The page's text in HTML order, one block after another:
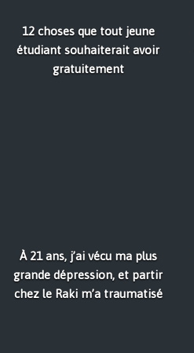
12 choses que tout jeune
étudiant souhaiterait avoir
gratuitement
À 21 ans, j’ai vécu ma plus
grande dépression, et partir
chez le Raki m’a traumatisé